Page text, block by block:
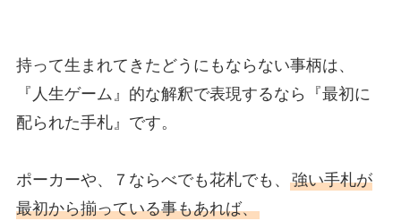
持って生まれてきたどうにもならない事柄は、
『人生ゲーム』的な解釈で表現するなら『最初に
配られた手札』です。
ポーカーや、７ならべでも花札でも、 強い手札が
最初から揃っている事もあれば、